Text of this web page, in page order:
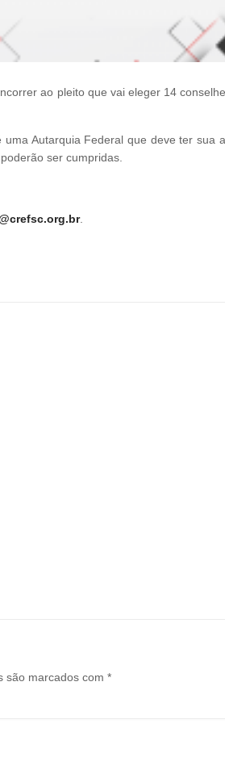
ao pleito que vai eleger 14
Autarquia Federal que deve ter sua
ser cumpridas.
.
são marcados com *